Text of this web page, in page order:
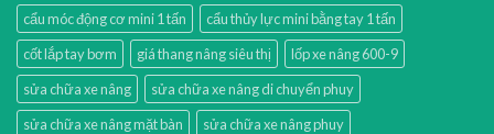
cẩu móc động cơ mini 1 tấn
cẩu thủy lực mini bằng tay 1 tấn
cốt lắp tay bơm
giá thang nâng siêu thị
lốp xe nâng 600-9
sửa chữa xe nâng
sửa chữa xe nâng di chuyển phuy
sửa chữa xe nâng mặt bàn
sửa chữa xe nâng phuy